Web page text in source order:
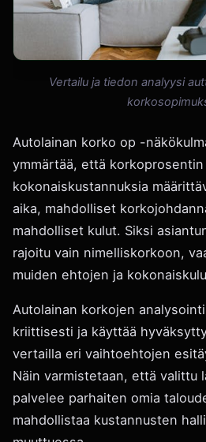
Vertailu ja tiedon analyysi
Autolainan korko op -
ymmärtää, että korkoprosentin
kokonaiskustannuksia
aika, mahdolliset
mahdolliset kulut. Siksi
rajoitu vain nimelliskorkoon,
muiden ehtojen ja
Autolainan korkojen
kriittisesti ja käyttää
vertailla eri vaihtoehtojen
Näin varmistetaan, että valittu
palvelee parhaiten omia
mahdollistaa kustannusten